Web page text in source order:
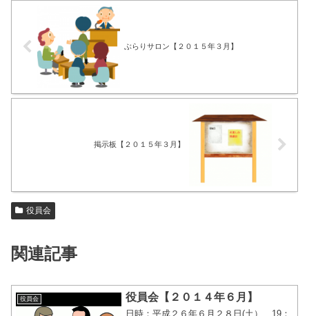
ぶらりサロン【２０１５年３月】
掲示板【２０１５年３月】
役員会
関連記事
役員会 役員会【２０１４年６月】
日時：平成２６年６月２８日(土） 19：